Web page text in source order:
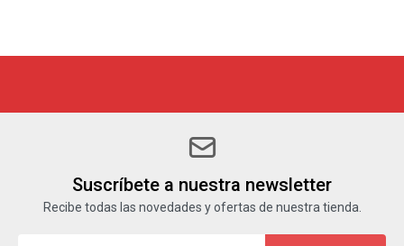
Suscríbete a nuestra newsletter
Recibe todas las novedades y ofertas de nuestra tienda.